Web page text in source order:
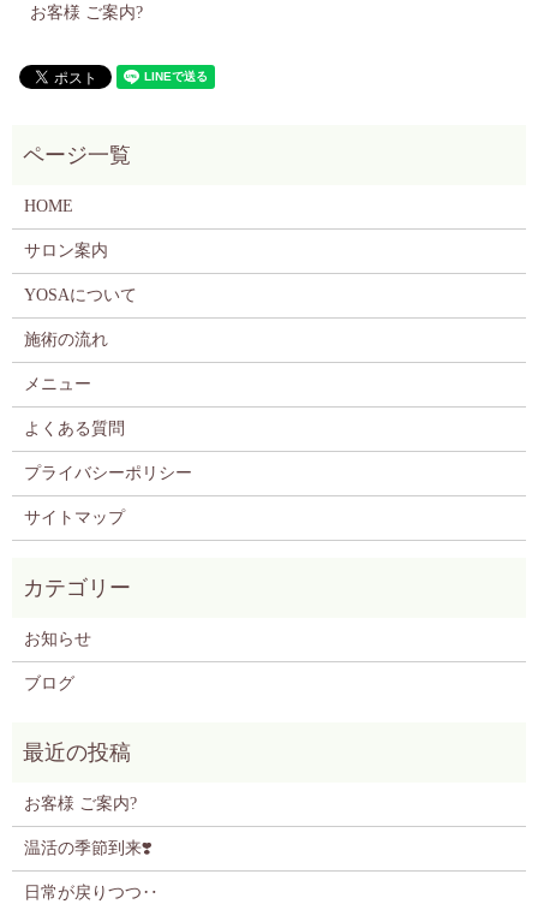
お客様 ご案内?
HOME
サロン案内
YOSAについて
施術の流れ
メニュー
よくある質問
プライバシーポリシー
サイトマップ
お知らせ
ブログ
お客様 ご案内?
温活の季節到来❣️
日常が戻りつつ‥